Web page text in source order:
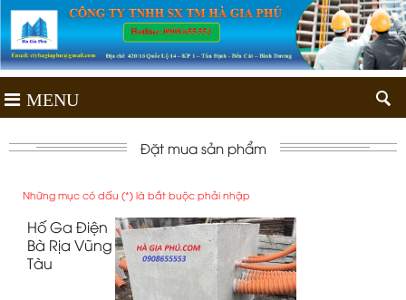
MENU
Đặt mua sản phẩm
Những mục có dấu (*) là bắt buộc phải nhập
Hố Ga Điện
Bà Rịa Vũng
Tàu